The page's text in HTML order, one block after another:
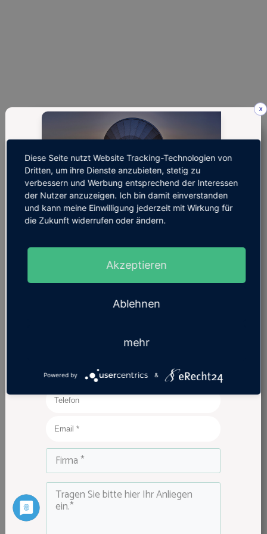
Coaching-Anfrage
ch bitte unter den folgenden Kontaktdaten um
Kontaktaufnahme zu meinen unten genannten
x
Diese Seite nutzt Website Tracking-Technologien von
Dritten, um ihre Dienste anzubieten, stetig zu
verbessern und Werbung entsprechend der Interessen
der Nutzer anzuzeigen. Ich bin damit einverstanden
und kann meine Einwilligung jederzeit mit Wirkung für
die Zukunft widerrufen oder ändern.
Akzeptieren
Ablehnen
mehr
Powered by &